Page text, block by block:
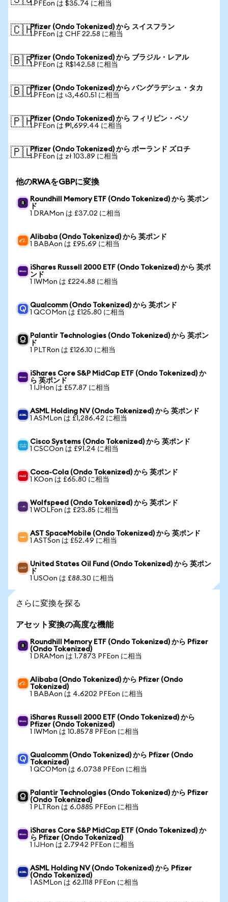
1 PFEon は $35.74 に相当
🇨🇭Pfizer (Ondo Tokenized) から スイスフラン
1 PFEon は CHF 22.58 に相当
🇧🇷Pfizer (Ondo Tokenized) から ブラジル・レアル
1 PFEon は R$142.58 に相当
🇧🇩Pfizer (Ondo Tokenized) から バングラデシュ・タカ
1 PFEon は ৳3,460.51 に相当
🇵🇭Pfizer (Ondo Tokenized) から フィリピン・ペソ
1 PFEon は ₱1,699.44 に相当
🇵🇱Pfizer (Ondo Tokenized) から ポーランド ズロチ
1 PFEon は zł 103.89 に相当
他のRWAをGBPに変換
Roundhill Memory ETF (Ondo Tokenized) から 英ポン
ド
1 DRAMon は £37.02 に相当
Alibaba (Ondo Tokenized) から 英ポンド
1 BABAon は £95.69 に相当
iShares Russell 2000 ETF (Ondo Tokenized) から 英ポ
ンド
1 IWMon は £224.88 に相当
Qualcomm (Ondo Tokenized) から 英ポンド
1 QCOMon は £125.80 に相当
Palantir Technologies (Ondo Tokenized) から 英ポン
ド
1 PLTRon は £126.10 に相当
iShares Core S&P MidCap ETF (Ondo Tokenized) か
ら 英ポンド
1 IJHon は £57.87 に相当
ASML Holding NV (Ondo Tokenized) から 英ポンド
1 ASMLon は £1,286.42 に相当
Cisco Systems (Ondo Tokenized) から 英ポンド
1 CSCOon は £91.24 に相当
Coca-Cola (Ondo Tokenized) から 英ポンド
1 KOon は £65.80 に相当
Wolfspeed (Ondo Tokenized) から 英ポンド
1 WOLFon は £23.85 に相当
AST SpaceMobile (Ondo Tokenized) から 英ポンド
1 ASTSon は £52.49 に相当
United States Oil Fund (Ondo Tokenized) から 英ポン
ド
1 USOon は £88.30 に相当
さらに変換を探る
アセット変換の高度な機能
Roundhill Memory ETF (Ondo Tokenized) から Pfizer
(Ondo Tokenized)
1 DRAMon は 1.7873 PFEon に相当
Alibaba (Ondo Tokenized) から Pfizer (Ondo
Tokenized)
1 BABAon は 4.6202 PFEon に相当
iShares Russell 2000 ETF (Ondo Tokenized) から
Pfizer (Ondo Tokenized)
1 IWMon は 10.8578 PFEon に相当
Qualcomm (Ondo Tokenized) から Pfizer (Ondo
Tokenized)
1 QCOMon は 6.0738 PFEon に相当
Palantir Technologies (Ondo Tokenized) から Pfizer
(Ondo Tokenized)
1 PLTRon は 6.0885 PFEon に相当
iShares Core S&P MidCap ETF (Ondo Tokenized) か
ら Pfizer (Ondo Tokenized)
1 IJHon は 2.7942 PFEon に相当
ASML Holding NV (Ondo Tokenized) から Pfizer
(Ondo Tokenized)
1 ASMLon は 62.1118 PFEon に相当